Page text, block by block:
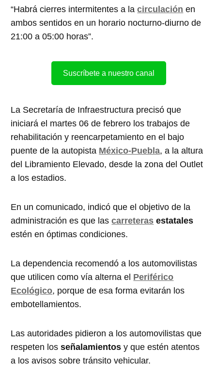
“Habrá cierres intermitentes a lacirculación en
ambos sentidos en un horario nocturno-diurno de
21:00 a 05:00 horas”.
Suscríbete a nuestro canal
La Secretaría de Infraestructura precisó que
iniciará el martes 06 de febrero los trabajos de
rehabilitación y reencarpetamiento en el bajo
puente de la autopista México-Puebla, a la altura
del Libramiento Elevado, desde la zona del Outlet
a los estadios.
En un comunicado, indicó que el objetivo de la
administración es que lascarreteras estatales
estén en óptimas condiciones.
La dependencia recomendó a los automovilistas
que utilicen como vía alterna el Periférico
Ecológico, porque de esa forma evitarán los
embotellamientos.
Las autoridades pidieron a los automovilistas que
respeten losseñalamientos y que estén atentos
a los avisos sobre tránsito vehicular.